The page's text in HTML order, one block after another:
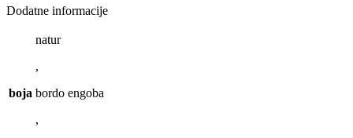
Dodatne informacije
boja
natur
,
bordo engoba
,